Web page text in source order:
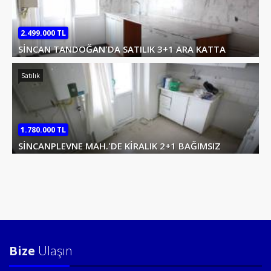
2.499.000 TL
SİNCAN TANDOĞAN'DA SATILIK 3+1 ARA KATTA
DAİRE
ANKARA / SİNCAN / TANDOĞAN MAH.
Satılık
1.780.000 TL
SİNCANPLEVNE MAH.'DE KİRALIK 2+1 BAĞIMSIZ
Bize Ulaşın